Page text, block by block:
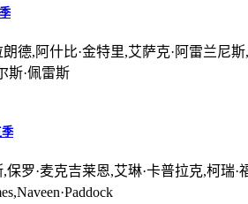
德,阿什比·金特里,艾萨克·阿雷兰尼
斯·佩雷斯
保罗·麦克吉莱恩,艾琳·卡普拉克,柯瑞